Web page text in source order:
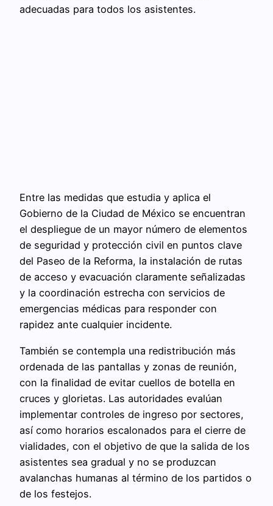
adecuadas para todos los asistentes.
Entre las medidas que estudia y aplica el
Gobierno de la Ciudad de México se encuentran
el despliegue de un mayor número de elementos
de seguridad y protección civil en puntos clave
del Paseo de la Reforma, la instalación de rutas
de acceso y evacuación claramente señalizadas
y la coordinación estrecha con servicios de
emergencias médicas para responder con
rapidez ante cualquier incidente.
También se contempla una redistribución más
ordenada de las pantallas y zonas de reunión,
con la finalidad de evitar cuellos de botella en
cruces y glorietas. Las autoridades evalúan
implementar controles de ingreso por sectores,
así como horarios escalonados para el cierre de
vialidades, con el objetivo de que la salida de los
asistentes sea gradual y no se produzcan
avalanchas humanas al término de los partidos o
de los festejos.